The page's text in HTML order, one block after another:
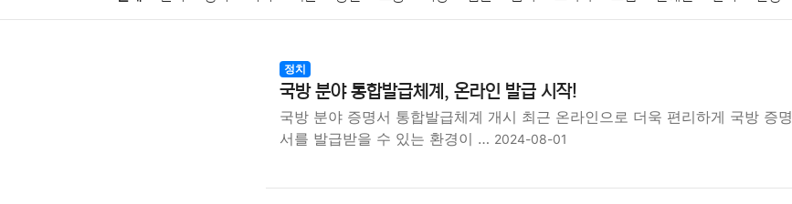
기술 종교 사회 정치 건강 의료 의학
정치
국방 분야 통합발급체계, 온라인 발급 시작!
국방 분야 증명서 통합발급체계 개시 최근 온라인으로 더욱 편리하게 국방 증명
서를 발급받을 수 있는 환경이 … 2024-08-01